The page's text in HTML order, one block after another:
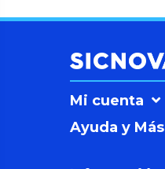
Mi cuenta
Ayuda y Más